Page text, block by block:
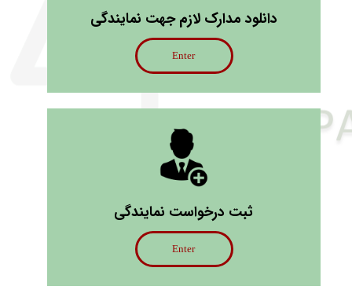
دانلود مدارک لازم جهت نمایندگی
Enter
ثبت درخواست نمایندگی
Enter